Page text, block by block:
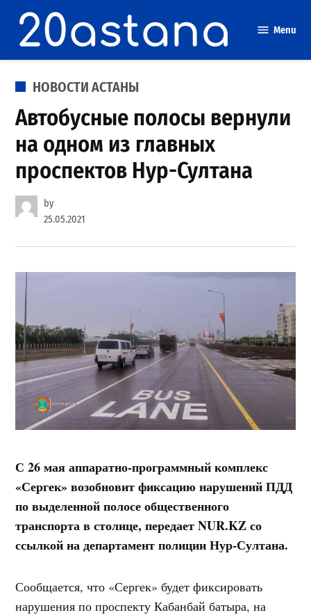
content
Menu
POSTED
НОВОСТИ АСТАНЫ
Автобусные полосы вернули
на одном из главных
проспектов Нур-Султана
by
25.05.2021
С 26 мая аппаратно-программный комплекс
«Сергек» возобновит фиксацию нарушений ПДД
по выделенной полосе общественного
транспорта в столице, передает NUR.KZ со
ссылкой на департамент полиции Нур-Султана.
Сообщается, что «Сергек» будет фиксировать
нарушения по проспекту Кабанбай батыра, на